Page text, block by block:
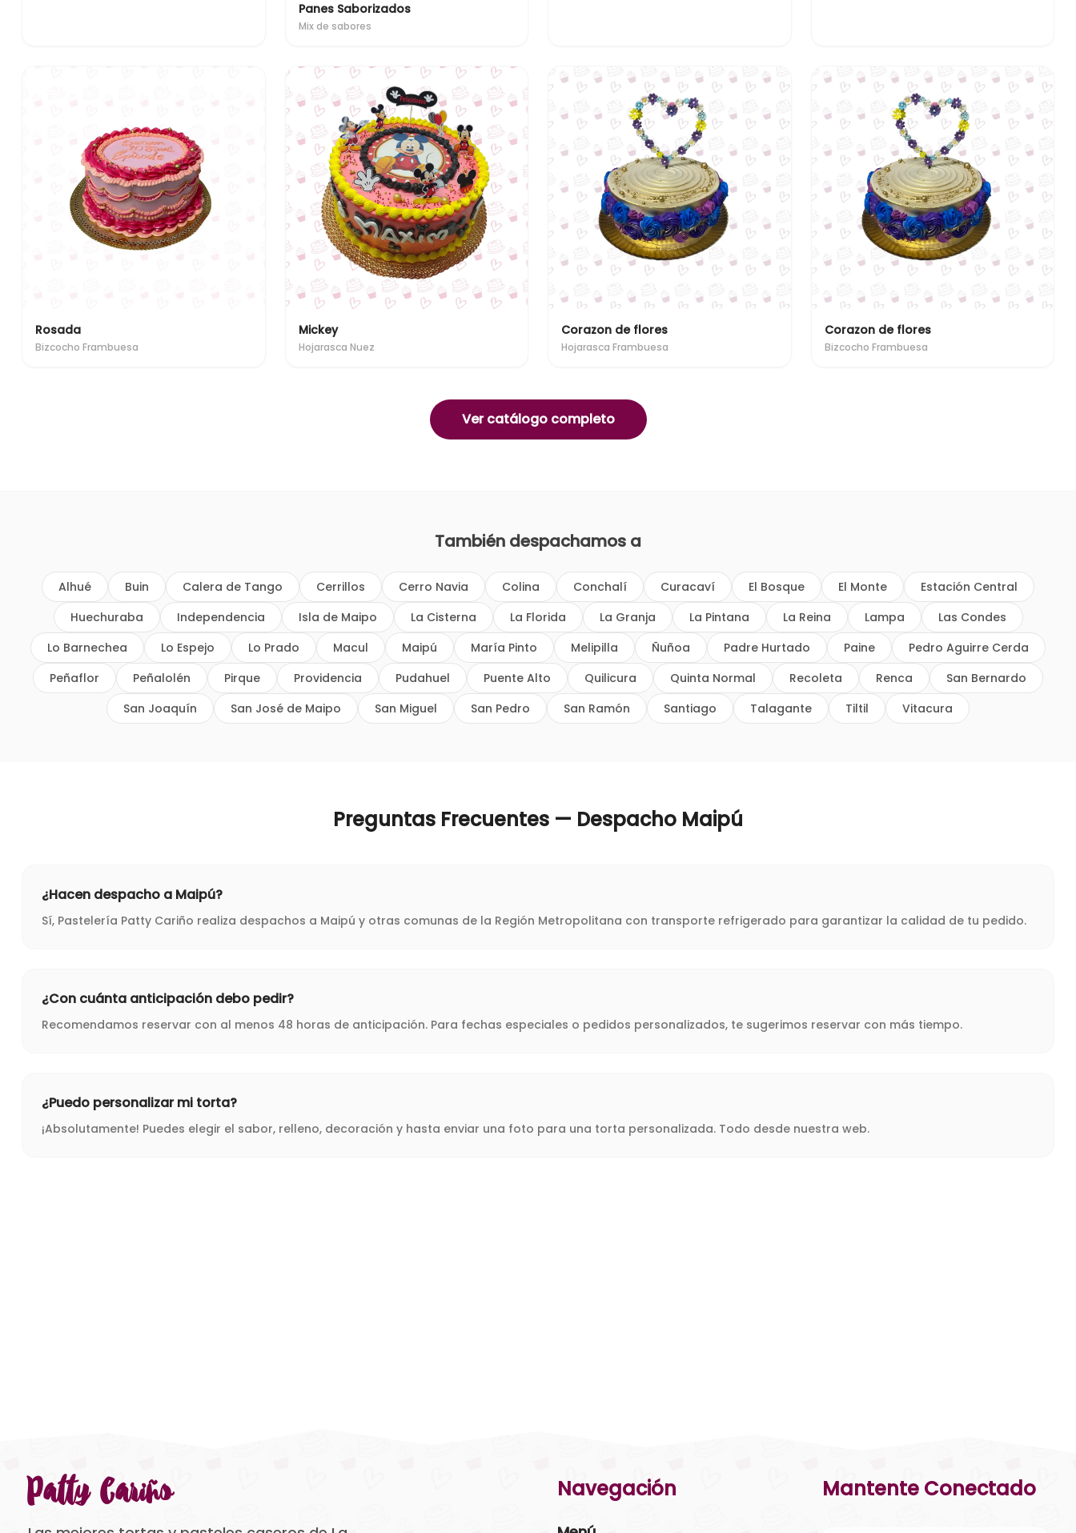
Panes Saborizados
Mix de sabores
Rosada
Bizcocho Frambuesa
Mickey
Hojarasca Nuez
Corazon de flores
Hojarasca Frambuesa
Corazon de flores
Bizcocho Frambuesa
Ver catálogo completo
También despachamos a
Alhué Buin Calera de Tango Cerrillos Cerro Navia Colina Conchalí Curacaví El Bosque El Monte
Estación Central
Huechuraba
Independencia Isla de Maipo La Cisterna La Florida La Granja La Pintana La Reina Lampa
Las Condes
Lo Barnechea
Lo Espejo Lo Prado Macul Maipú María Pinto Melipilla Ñuñoa Padre Hurtado Paine
Pedro Aguirre Cerda
Peñaflor
Peñalolén Pirque Providencia Pudahuel Puente Alto Quilicura Quinta Normal Recoleta Renca
San Bernardo
San Joaquín
San José de Maipo San Miguel San Pedro San Ramón Santiago Talagante Tiltil Vitacura
Preguntas Frecuentes — Despacho Maipú
¿Hacen despacho a Maipú?
Sí, Pastelería Patty Cariño realiza despachos a Maipú y otras comunas de la Región Metropolitana con transporte refrigerado para garantizar la calidad de tu pedido.
¿Con cuánta anticipación debo pedir?
Recomendamos reservar con al menos 48 horas de anticipación. Para fechas especiales o pedidos personalizados, te sugerimos reservar con más tiempo.
¿Puedo personalizar mi torta?
¡Absolutamente! Puedes elegir el sabor, relleno, decoración y hasta enviar una foto para una torta personalizada. Todo desde nuestra web.
Patty Cariño Navegación Mantente Conectado